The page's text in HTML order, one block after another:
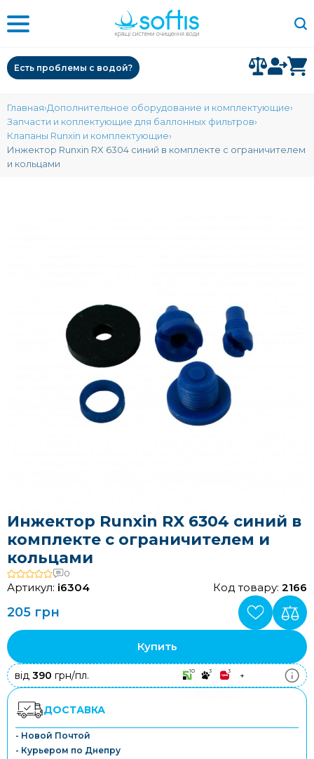
Есть проблемы с водой?
Главная Дополнительное оборудование и комплектующие
Запчасти и коплектующие для баллонных фильтров
Клапаны Runxin и комплектующие
Инжектор Runxin RX 6304 синий в комплекте с ограничителем
и кольцами
Инжектор Runxin RX 6304 синий в
комплекте с ограничителем и
кольцами
0
Артикул: i6304 Код товару: 2166
205 грн
Купить
від 390 грн/пл. 10 3 3 +
ДОСТАВКА
- Новой Почтой
- Курьером по Днепру